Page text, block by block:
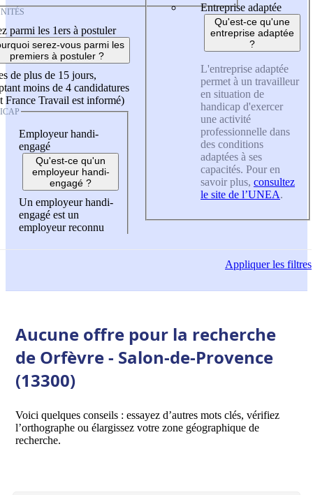
parmi les 1ers à postuler
serez-vous parmi les
premiers à postuler ?
de plus de 15 jours,
moins de 4 candidatures
France Travail est informé)
Employeur handi-
engagé
Qu'est-ce qu'un
employeur handi-
engagé ?
Un employeur handi-
engagé est un
employeur reconnu
Entreprise adaptée
Qu'est-ce qu'une
entreprise adaptée
?
L'entreprise adaptée
permet à un travailleur
en situation de
handicap d'exercer
une activité
professionnelle dans
des conditions
adaptées à ses
capacités. Pour en
savoir plus, consultez
le site de l’UNEA.
Appliquerles filtres
Aucune offre pour la recherche
de Orfèvre - Salon-de-Provence
(13300)
Voici quelques conseils : essayez d’autres mots clés, vérifiez
l’orthographe ou élargissez votre zone géographique de
recherche.